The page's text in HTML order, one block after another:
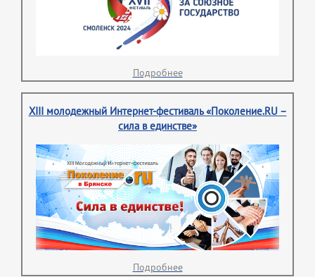
Подробнее
XIII молодежный Интернет-фестиваль «Поколение.RU –
сила в единстве»
Подробнее